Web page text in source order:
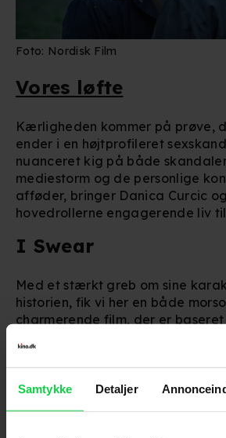
Samtykke Detaljer
Foto: Nordisk Film
Vores løfte
Kærligheden kommer på prøve,
ender i en højtprofileret
nuanceret kig på både
mediestorm og de personlige
afføder, bringer Danica Curcic
hovedrollerne engagerende liv
I Swear
Med et stærkt greb om sine
historien, fik vi her en både
charmerende film, der er
person og hans liv med
skaber sin del af overraskende
en følelsesfin dramatik.
The Drama